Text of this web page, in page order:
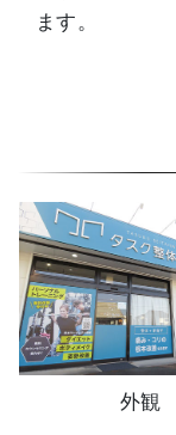
ます。
外観